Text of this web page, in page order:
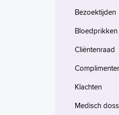
Bezoektijden
Bloedprikken
Cliëntenraad
Klachten
Medisch